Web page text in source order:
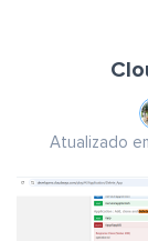
Atualizado